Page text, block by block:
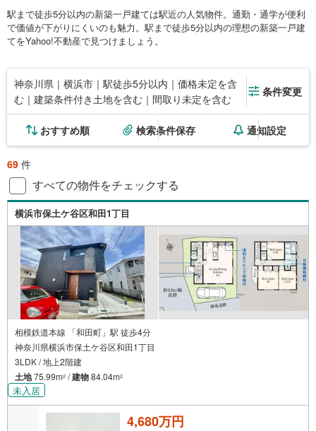
駅まで徒歩5分以内の新築一戸建ては駅近の人気物件。通勤・通学が便利
で価値が下がりにくいのも魅力。駅まで徒歩5分以内の理想の新築一戸建
てをYahoo!不動産で見つけましょう。
神奈川県｜横浜市｜駅徒歩5分以内｜価格未定を含
む｜建築条件付き土地を含む｜間取り未定を含む
条件変更
おすすめ順 検索条件保存 通知設定
69 件
すべての物件をチェックする
横浜市保土ケ谷区和田1丁目
相模鉄道本線 「和田町」駅 徒歩4分
神奈川県横浜市保土ケ谷区和田1丁目
3LDK / 地上2階建
土地75.99m2 /建物84.04m2
未入居
4,680万円